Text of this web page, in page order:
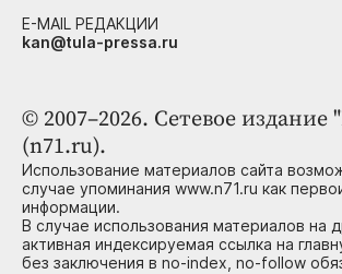
© 2007–2026. Сетевое издание
(n71.ru).
Использование материалов сайта
случае упоминания www.n71.ru как
информации.
В случае использования материалов на
активная индексируемая ссылка на
без заключения в no-index, no-follow
E-MAIL РЕДАКЦИИ
kan@tula-pressa.ru